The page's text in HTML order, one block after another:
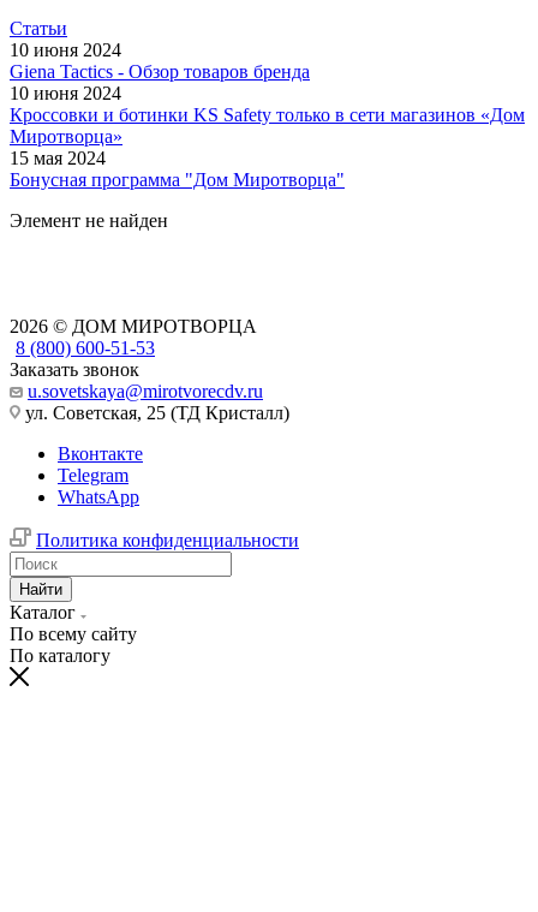
Статьи
10 июня 2024
Giena Tactics - Обзор товаров бренда
10 июня 2024
Кроссовки и ботинки KS Safety только в сети магазинов «Дом
Миротворца»
15 мая 2024
Бонусная программа "Дом Миротворца"
Элемент не найден
2026 © ДОМ МИРОТВОРЦА
8 (800) 600-51-53
Заказать звонок
u.sovetskaya@mirotvorecdv.ru
ул. Советская, 25 (ТД Кристалл)
Вконтакте
Telegram
WhatsApp
Политика конфиденциальности
Найти
Каталог
По всему сайту
По каталогу